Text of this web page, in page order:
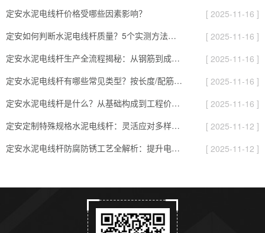
定安水泥电线杆价格受哪些因素影响？
[ 2025-11-16 ]
定安如何判断水泥电线杆质量？5个实测方法，避开劣质杆的“隐形坑”
[ 2025-11-16 ]
定安水泥电线杆生产全流程揭秘：从钢筋到成品，要过8道“耐用关”
[ 2025-11-16 ]
定安水泥电线杆有哪些常见类型？按长度/配筋/表面分，对应不同场景
[ 2025-11-16 ]
定安水泥电线杆是什么？从基础构成到工程价值的全面解读
[ 2025-11-16 ]
定安定制特殊规格水泥电线杆：灵活应对多样化项目需求的实用指南
[ 2025-11-12 ]
定安水泥电线杆防腐防锈工艺全解析：提升电杆耐用性的关键
[ 2025-11-12 ]